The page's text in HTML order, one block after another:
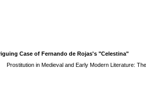
Case of Fernando de Rojas's "Celestina"
Prostitution in Medieval and Early Modern Literature: